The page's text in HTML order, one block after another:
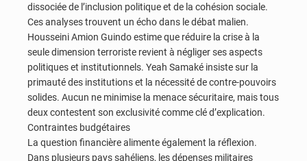
dissociée de l’inclusion politique et de la cohésion sociale.
Ces analyses trouvent un écho dans le débat malien.
Housseini Amion Guindo estime que réduire la crise à la
seule dimension terroriste revient à négliger ses aspects
politiques et institutionnels. Yeah Samaké insiste sur la
primauté des institutions et la nécessité de contre-pouvoirs
solides. Aucun ne minimise la menace sécuritaire, mais tous
deux contestent son exclusivité comme clé d’explication.
Contraintes budgétaires
La question financière alimente également la réflexion.
Dans plusieurs pays sahéliens, les dépenses militaires